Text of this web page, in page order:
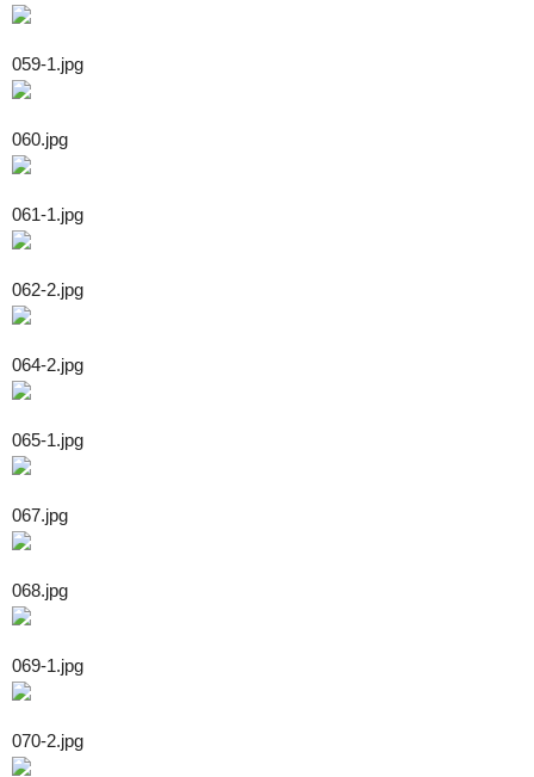
059-1.jpg
060.jpg
061-1.jpg
062-2.jpg
064-2.jpg
065-1.jpg
067.jpg
068.jpg
069-1.jpg
070-2.jpg